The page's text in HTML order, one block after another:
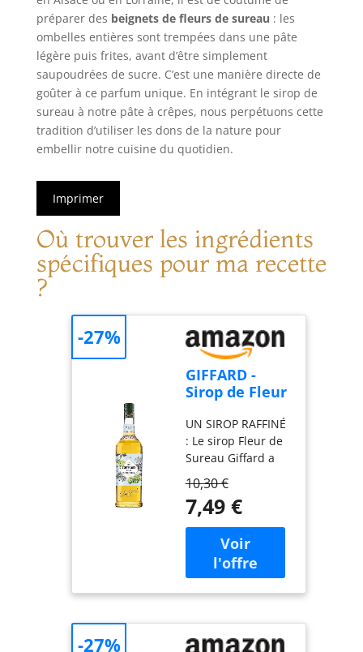
préparer des beignets de fleurs de sureau : les
ombelles entières sont trempées dans une pâte
légère puis frites, avant d’être simplement
saupoudrées de sucre. C’est une manière directe de
goûter à ce parfum unique. En intégrant le sirop de
sureau à notre pâte à crêpes, nous perpétuons cette
tradition d’utiliser les dons de la nature pour
embellir notre cuisine du quotidien.
Imprimer
Où trouver les ingrédients
spécifiques pour ma recette
?
GIFFARD -
Sirop de Fleur
Recette et
Fabrication
Françaises -
Floral et
Désaltérant -
1 Litre
UN SIROP RAFFINÉ
: Le sirop Fleur de
Sureau Giffard a
ambrée. Son doux
parfum
rafraîchissant aux
notes florales
apporte une
touche de finesse à
de nombreux
sans alcool. DES
ARÔMES ACIDULÉS
10,30 €
7,49 €
-27%
-27%